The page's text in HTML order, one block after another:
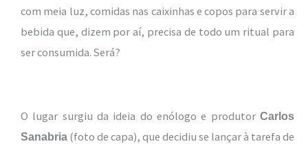
com meia luz, comidas nas caixinhas e copos para servir a
bebida que, dizem por aí, precisa de todo um ritual para
ser consumida. Será?
O lugar surgiu da ideia do enólogo e produtor Carlos
Sanabria (foto de capa), que decidiu se lançar à tarefa de